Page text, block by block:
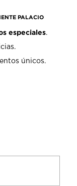
PALACIO
especiales.
únicos.